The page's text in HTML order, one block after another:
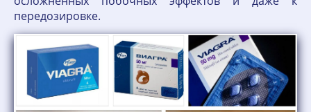
передозировке.